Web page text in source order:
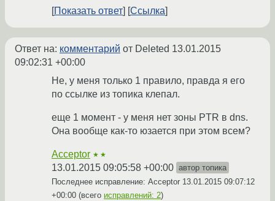
Показать ответ Ссылка
Ответ на: комментарий от Deleted 13.01.2015
09:02:31 +00:00
Не, у меня только 1 правило, правда я его
по ссылке из топика клепал.
еще 1 момент - у меня нет зоны PTR в dns.
Она вообще как-то юзается при этом всем?
Acceptor ★★
13.01.2015 09:05:58 +00:00 автор топика
Последнее исправление: Acceptor 13.01.2015 09:07:12
+00:00 (всего исправлений: 2)